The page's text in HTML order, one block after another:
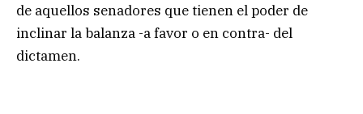
de aquellos senadores que tienen el poder de
inclinar la balanza -a favor o en contra- del
dictamen.